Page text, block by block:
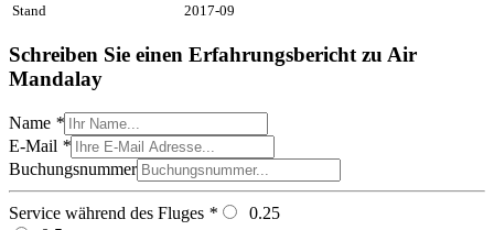
Stand 2017-09
Schreiben Sie einen Erfahrungsbericht zu Air
Mandalay
Name *
E-Mail *
Buchungsnummer
Service während des Fluges *
0.25